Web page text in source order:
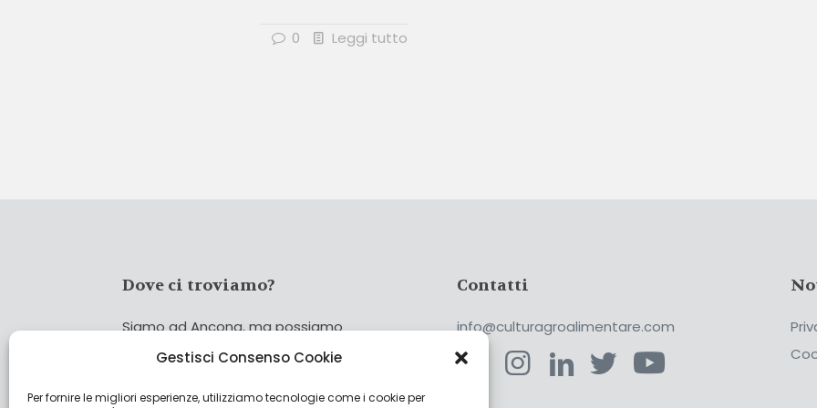
Gestisci Consenso Cookie
Per fornire le migliori esperienze, utilizziamo tecnologie come i cookie per
0 Leggi tutto
Dove ci troviamo?
Siamo ad Ancona, ma possiamo
coprire tutta Italia!
Contatti
info@culturagroalimentare.com